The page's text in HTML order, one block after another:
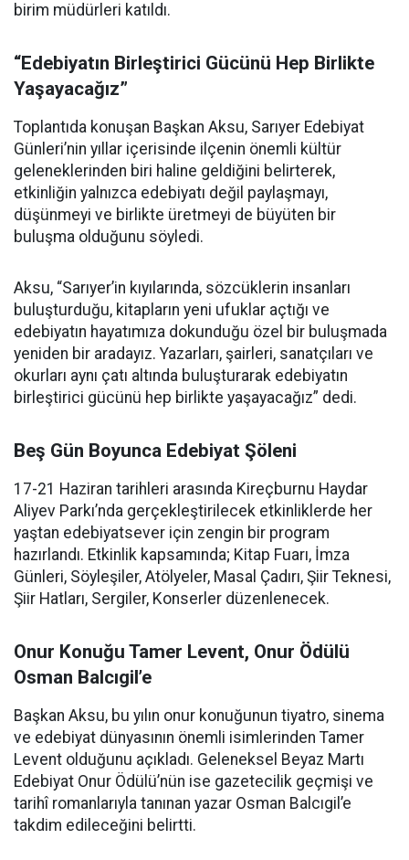
birim müdürleri katıldı.
“Edebiyatın Birleştirici Gücünü Hep Birlikte
Yaşayacağız”
Toplantıda konuşan Başkan Aksu, Sarıyer Edebiyat
Günleri’nin yıllar içerisinde ilçenin önemli kültür
geleneklerinden biri haline geldiğini belirterek,
etkinliğin yalnızca edebiyatı değil paylaşmayı,
düşünmeyi ve birlikte üretmeyi de büyüten bir
buluşma olduğunu söyledi.
Aksu, “Sarıyer’in kıyılarında, sözcüklerin insanları
buluşturduğu, kitapların yeni ufuklar açtığı ve
edebiyatın hayatımıza dokunduğu özel bir buluşmada
yeniden bir aradayız. Yazarları, şairleri, sanatçıları ve
okurları aynı çatı altında buluşturarak edebiyatın
birleştirici gücünü hep birlikte yaşayacağız” dedi.
Beş Gün Boyunca Edebiyat Şöleni
17-21 Haziran tarihleri arasında Kireçburnu Haydar
Aliyev Parkı’nda gerçekleştirilecek etkinliklerde her
yaştan edebiyatsever için zengin bir program
hazırlandı. Etkinlik kapsamında; Kitap Fuarı, İmza
Günleri, Söyleşiler, Atölyeler, Masal Çadırı, Şiir Teknesi,
Şiir Hatları, Sergiler, Konserler düzenlenecek.
Onur Konuğu Tamer Levent, Onur Ödülü
Osman Balcıgil’e
Başkan Aksu, bu yılın onur konuğunun tiyatro, sinema
ve edebiyat dünyasının önemli isimlerinden Tamer
Levent olduğunu açıkladı. Geleneksel Beyaz Martı
Edebiyat Onur Ödülü’nün ise gazetecilik geçmişi ve
tarihî romanlarıyla tanınan yazar Osman Balcıgil’e
takdim edileceğini belirtti.